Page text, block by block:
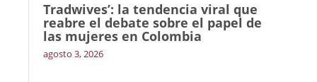
Tradwives’: la tendencia viral que
reabre el debate sobre el papel de
las mujeres en Colombia
agosto 3, 2026